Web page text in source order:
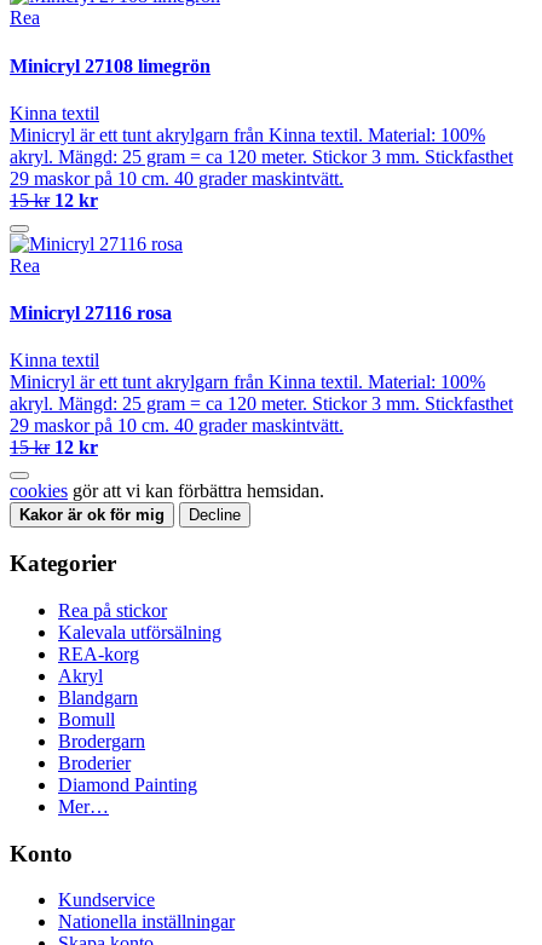
Rea
Minicryl 27108 limegrön
Kinna textil
Minicryl är ett tunt akrylgarn från Kinna textil. Material: 100%
akryl. Mängd: 25 gram = ca 120 meter. Stickor 3 mm. Stickfasthet
29 maskor på 10 cm. 40 grader maskintvätt.
15 kr 12 kr
Rea
Minicryl 27116 rosa
Kinna textil
Minicryl är ett tunt akrylgarn från Kinna textil. Material: 100%
akryl. Mängd: 25 gram = ca 120 meter. Stickor 3 mm. Stickfasthet
29 maskor på 10 cm. 40 grader maskintvätt.
15 kr 12 kr
cookies gör att vi kan förbättra hemsidan.
Kakor är ok för mig Decline
Kategorier
Rea på stickor
Kalevala utförsälning
REA-korg
Akryl
Blandgarn
Bomull
Brodergarn
Broderier
Diamond Painting
Mer…
Konto
Kundservice
Nationella inställningar